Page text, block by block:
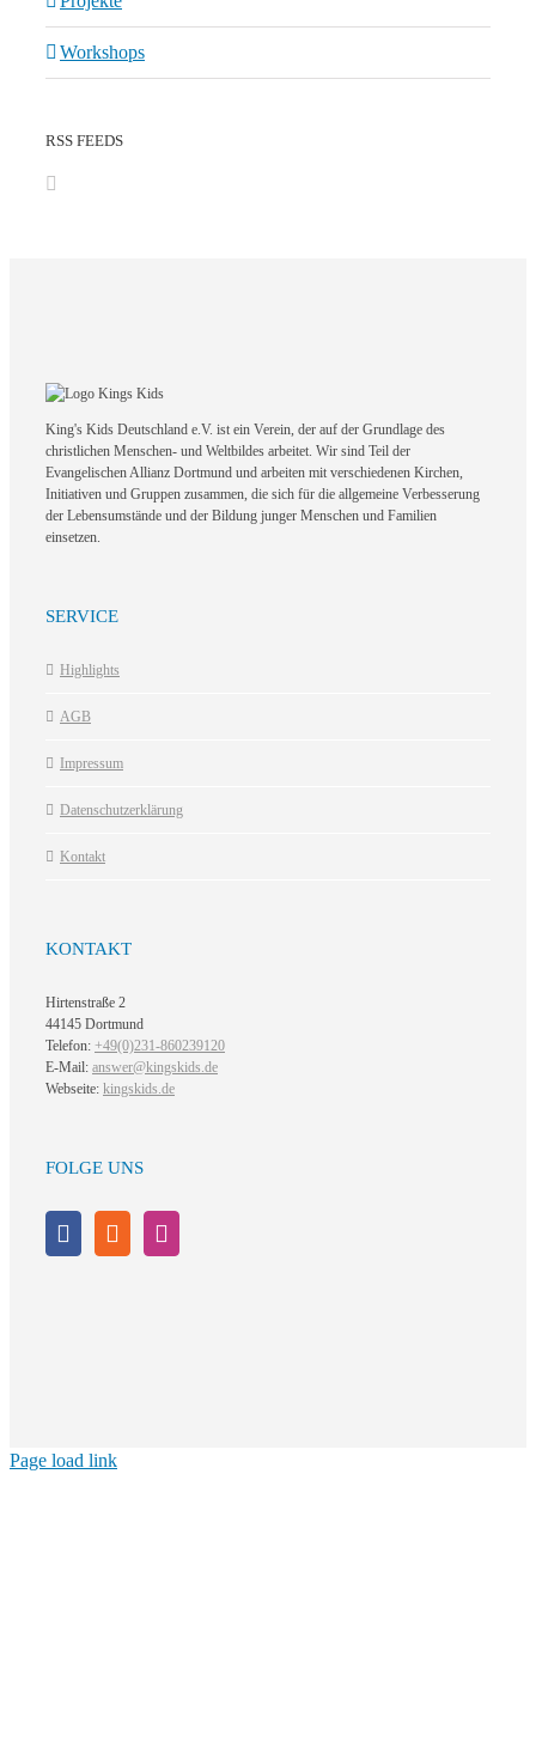
Workshops
RSS FEEDS
King's Kids Deutschland e.V. ist ein Verein, der auf der Grundlage des
christlichen Menschen- und Weltbildes arbeitet. Wir sind Teil der
Evangelischen Allianz Dortmund und arbeiten mit verschiedenen Kirchen,
Initiativen und Gruppen zusammen, die sich für die allgemeine Verbesserung
der Lebensumstände und der Bildung junger Menschen und Familien
einsetzen.
SERVICE
Highlights
AGB
Impressum
Datenschutzerklärung
Kontakt
KONTAKT
Hirtenstraße 2
44145 Dortmund
Telefon: +49(0)231-860239120
E-Mail: answer@kingskids.de
Webseite: kingskids.de
FOLGE UNS
Page load link